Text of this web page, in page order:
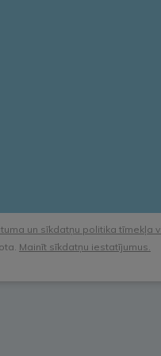
un sīkdatņu politika tīmekļa
Mainīt sīkdatņu iestatījumus.